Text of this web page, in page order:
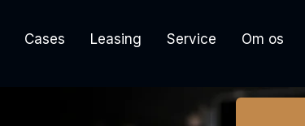
Cases Leasing Service Om os